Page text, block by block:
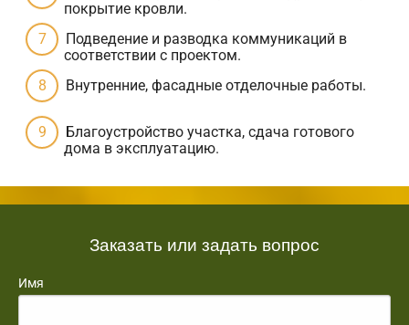
покрытие кровли.
Подведение и разводка коммуникаций в
соответствии с проектом.
Внутренние, фасадные отделочные работы.
Благоустройство участка, сдача готового
дома в эксплуатацию.
Заказать или задать вопрос
Имя